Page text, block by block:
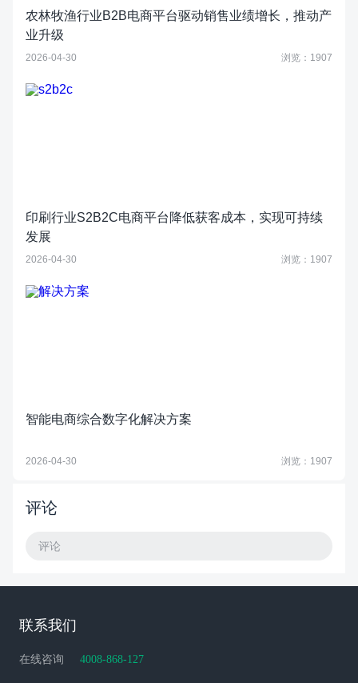
农林牧渔行业B2B电商平台驱动销售业绩增长，推动产
业升级
2026-04-30 浏览：1907
印刷行业S2B2C电商平台降低获客成本，实现可持续
发展
2026-04-30 浏览：1907
智能电商综合数字化解决方案
2026-04-30 浏览：1907
评论
评论
联系我们
在线咨询 4008-868-127